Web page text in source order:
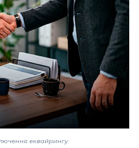
еквайрингу